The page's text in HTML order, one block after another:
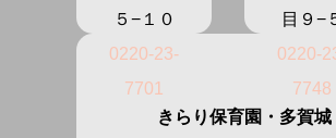
５−１０
0220-23-
7701
目９−
0220-
7748
きらり保育園・多賀城